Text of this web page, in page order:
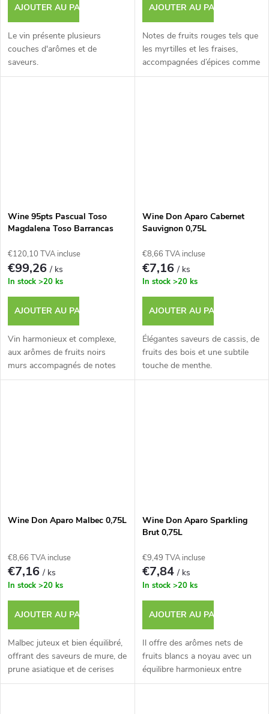
AJOUTER AU PANIER
Le vin présente plusieurs
couches d'arômes et de
saveurs.
AJOUTER AU PANIER
Notes de fruits rouges tels que
les myrtilles et les fraises,
accompagnées d’épices comme
le poivre noir.
Wine 95pts Pascual Toso
Magdalena Toso Barrancas
€120,10 TVA incluse
€99,26/ ks
In stock >20 ks
AJOUTER AU PANIER
Vin harmonieux et complexe,
aux arômes de fruits noirs
murs accompagnés de notes
épicées.
Wine Don Aparo Cabernet
Sauvignon 0,75L
€8,66 TVA incluse
€7,16/ ks
In stock >20 ks
AJOUTER AU PANIER
Élégantes saveurs de cassis, de
fruits des bois et une subtile
touche de menthe.
Wine Don Aparo Malbec 0,75L
€8,66 TVA incluse
€7,16/ ks
In stock >20 ks
AJOUTER AU PANIER
Malbec juteux et bien équilibré,
offrant des saveurs de mure, de
prune asiatique et de cerises
noires.
Wine Don Aparo Sparkling
Brut 0,75L
€9,49 TVA incluse
€7,84/ ks
In stock >20 ks
AJOUTER AU PANIER
Il offre des arômes nets de
fruits blancs a noyau avec un
équilibre harmonieux entre
acidité et douceur.